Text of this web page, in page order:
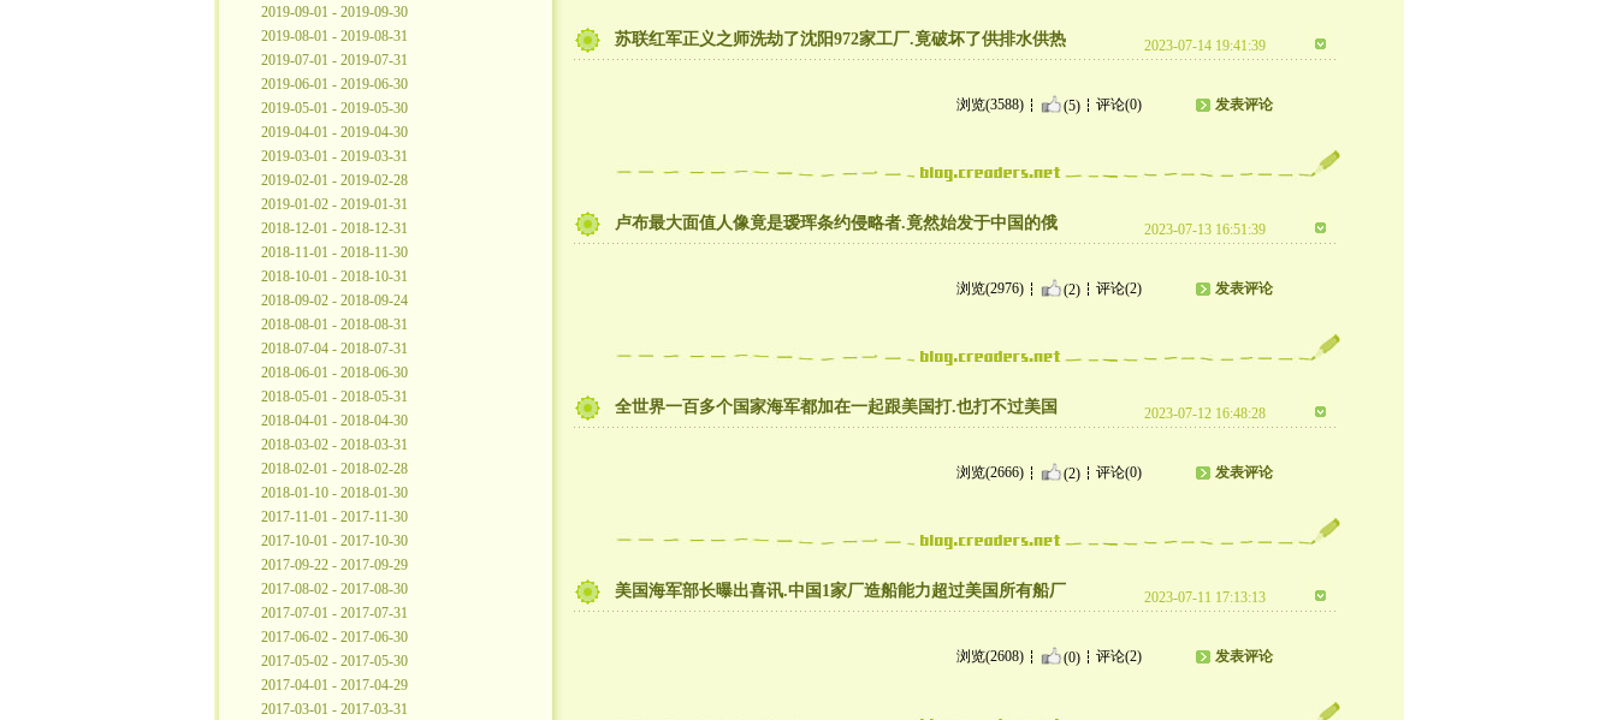
2019-09-01 - 2019-09-30
2019-08-01 - 2019-08-31
2019-07-01 - 2019-07-31
2019-06-01 - 2019-06-30
2019-05-01 - 2019-05-30
2019-04-01 - 2019-04-30
2019-03-01 - 2019-03-31
2019-02-01 - 2019-02-28
2019-01-02 - 2019-01-31
2018-12-01 - 2018-12-31
2018-11-01 - 2018-11-30
2018-10-01 - 2018-10-31
2018-09-02 - 2018-09-24
2018-08-01 - 2018-08-31
2018-07-04 - 2018-07-31
2018-06-01 - 2018-06-30
2018-05-01 - 2018-05-31
2018-04-01 - 2018-04-30
2018-03-02 - 2018-03-31
2018-02-01 - 2018-02-28
2018-01-10 - 2018-01-30
2017-11-01 - 2017-11-30
2017-10-01 - 2017-10-30
2017-09-22 - 2017-09-29
2017-08-02 - 2017-08-30
2017-07-01 - 2017-07-31
2017-06-02 - 2017-06-30
2017-05-02 - 2017-05-30
2017-04-01 - 2017-04-29
2017-03-01 - 2017-03-31
苏联红军正义之师洗劫了沈阳972家工厂.竟破坏了供排水供热 2023-07-14 19:41:39
浏览(3588) (5) 评论(0) 发表评论
卢布最大面值人像竟是瑷珲条约侵略者.竟然始发于中国的俄 2023-07-13 16:51:39
浏览(2976) (2) 评论(2) 发表评论
全世界一百多个国家海军都加在一起跟美国打.也打不过美国 2023-07-12 16:48:28
浏览(2666) (2) 评论(0) 发表评论
美国海军部长曝出喜讯.中国1家厂造船能力超过美国所有船厂 2023-07-11 17:13:13
浏览(2608) (0) 评论(2) 发表评论